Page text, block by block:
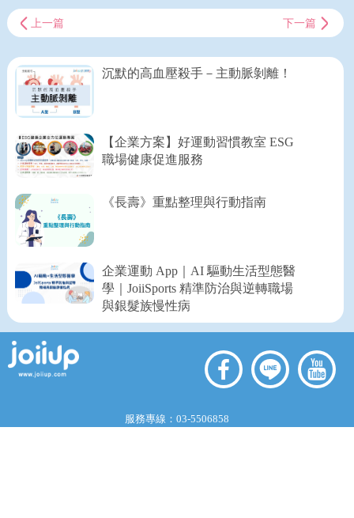
上一篇 下一篇
沉默的高血壓殺手－主動脈剝離！
【企業方案】好運動習慣教室 ESG
職場健康促進服務
《長壽》重點整理與行動指南
企業運動 App｜AI 驅動生活型態醫
學｜JoiiSports 精準防治與逆轉職場
與銀髮族慢性病
服務專線： 03-5506858